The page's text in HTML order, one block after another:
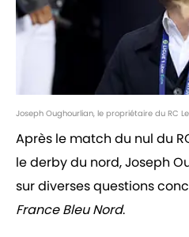
Joseph Oughourlian, le propriétaire du RC
Après le match du nul du
le derby du nord, Joseph
sur diverses questions
France Bleu Nord.